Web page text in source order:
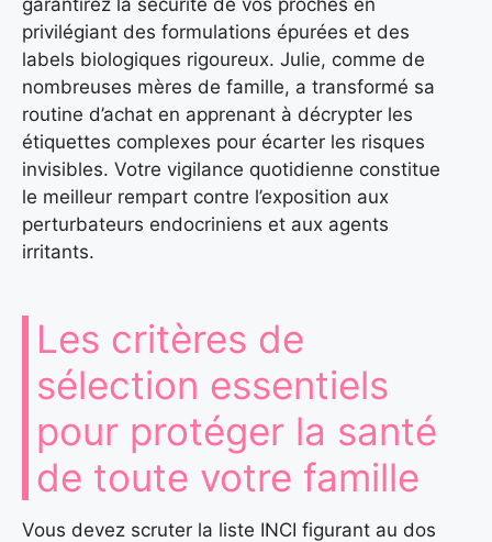
privilégiant des formulations épurées et des
labels biologiques rigoureux. Julie, comme de
nombreuses mères de famille, a transformé sa
routine d’achat en apprenant à décrypter les
étiquettes complexes pour écarter les risques
invisibles. Votre vigilance quotidienne constitue
le meilleur rempart contre l’exposition aux
perturbateurs endocriniens et aux agents
irritants.
Les critères de
sélection essentiels
pour protéger la santé
de toute votre famille
Vous devez scruter la liste INCI figurant au dos